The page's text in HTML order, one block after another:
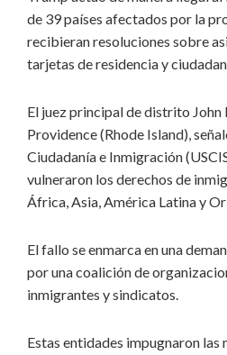
de 39 países afectados por la
recibieran resoluciones sobre
tarjetas de residencia y
El juez principal de distrito John
Providence (Rhode Island),
Ciudadanía e Inmigración
vulneraron los derechos de
África, Asia, América Latina y
El fallo se enmarca en una
por una coalición de
inmigrantes y sindicatos.
Estas entidades impugnaron